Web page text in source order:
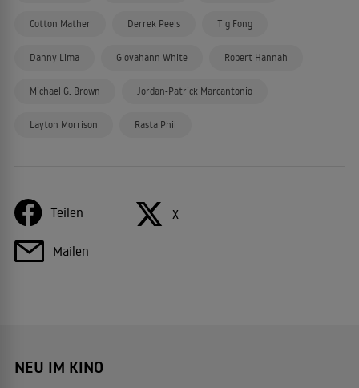
Cotton Mather Derrek Peels Tig Fong
Danny Lima Giovahann White Robert Hannah
Michael G. Brown Jordan-Patrick Marcantonio
Layton Morrison Rasta Phil
Teilen X
Mailen
NEU IM KINO